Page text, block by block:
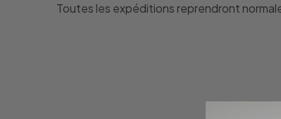
Toutes les expéditions reprendront